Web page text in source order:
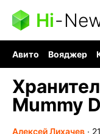
Hi-
Авито Вояджер
Mummy
Алексей Лихачев ∙